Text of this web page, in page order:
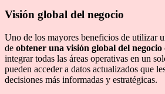
Visión global del negocio
Uno de los mayores beneficios de utilizar
de obtener una visión global del
integrar todas las áreas operativas en un
pueden acceder a datos actualizados que
decisiones más informadas y estratégicas.